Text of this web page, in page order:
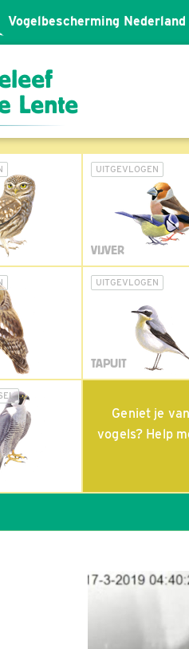
Vogelbescherming Nederland
UITGEVLOGEN
VIJVER
UITGEVLOGEN
TAPUIT
Geniet je
vogels? Help